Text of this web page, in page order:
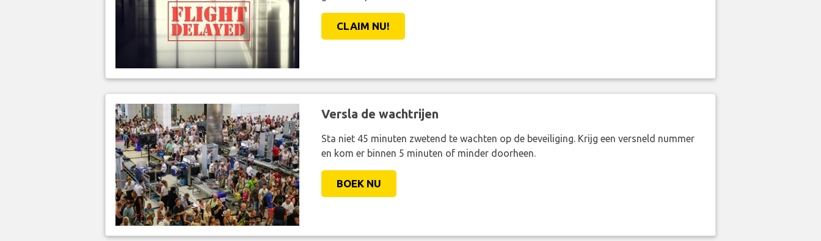
CLAIM NU!
Versla de wachtrijen
Sta niet 45 minuten zwetend te wachten op de beveiliging. Krijg een versneld nummer
en kom er binnen 5 minuten of minder doorheen.
BOEK NU